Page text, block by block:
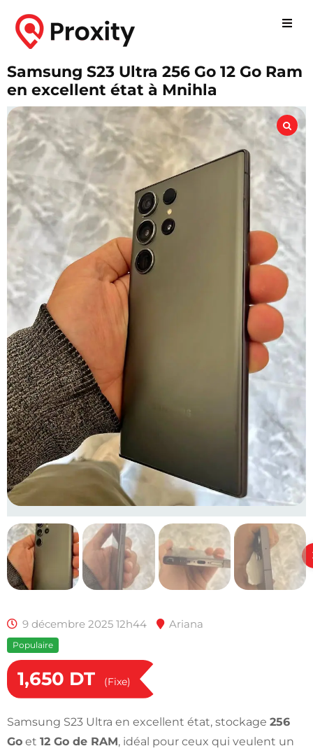
Samsung S23 Ultra 256 Go 12 Go Ram
en excellent état à Mnihla
9 décembre 2025 12h44 Ariana
Populaire
1,650 DT (Fixe)
Samsung S23 Ultra en excellent état, stockage 256
Go et 12 Go de RAM, idéal pour ceux qui veulent un